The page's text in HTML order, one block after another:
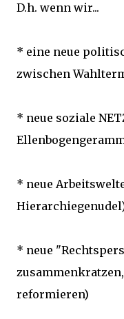
D.h. wenn wir...
* eine neue
zwischen
* neue soziale
* neue
* neue
reformieren)